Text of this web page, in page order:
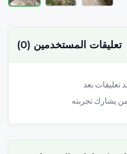
تعليقات المستخدمين (
0
)